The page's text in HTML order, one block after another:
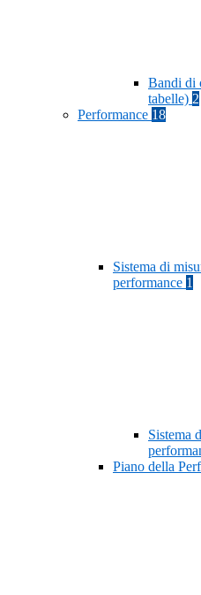
Bandi di
tabelle) 2
Performance 18
Sistema di
performance 1
Sistema
Piano della